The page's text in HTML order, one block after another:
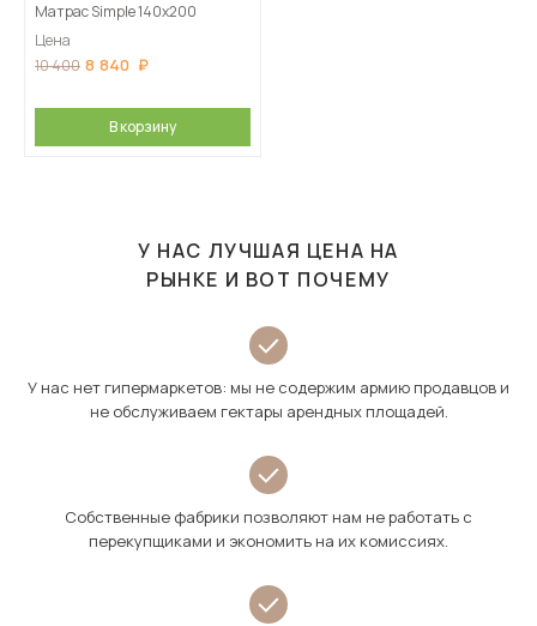
Матрас Simple 140х200
Цена
10 400 8 840
В корзину
У НАС ЛУЧШАЯ ЦЕНА НА
РЫНКЕ И ВОТ ПОЧЕМУ
У нас нет гипермаркетов: мы не содержим армию продавцов и
не обслуживаем гектары арендных площадей.
Собственные фабрики позволяют нам не работать с
перекупщиками и экономить на их комиссиях.